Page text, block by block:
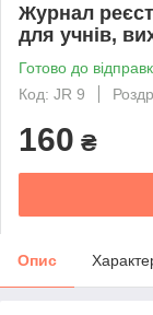
Журнал
для учнів,
Готово до
Код: JR 9
160 ₴
Опис